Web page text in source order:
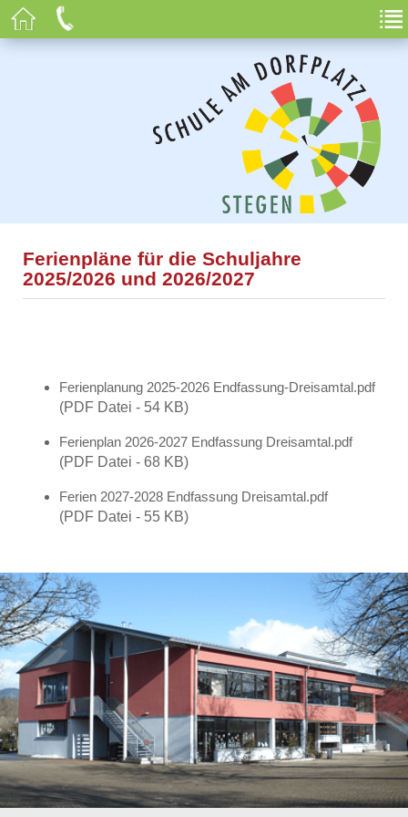
Ferienpläne für die Schuljahre
2025/2026 und 2026/2027
Ferienplanung 2025-2026 Endfassung-Dreisamtal.pdf
(PDF Datei - 54 KB)
Ferienplan 2026-2027 Endfassung Dreisamtal.pdf
(PDF Datei - 68 KB)
Ferien 2027-2028 Endfassung Dreisamtal.pdf
(PDF Datei - 55 KB)